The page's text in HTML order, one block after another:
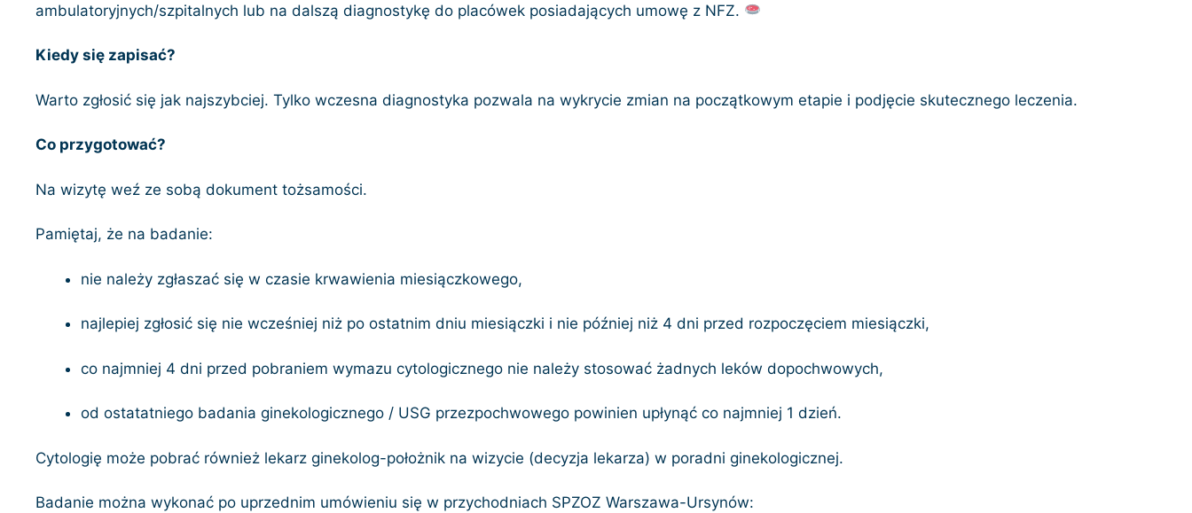
ambulatoryjnych/szpitalnych lub na dalszą diagnostykę do placówek posiadających umowę z NFZ.
Kiedy się zapisać?
Warto zgłosić się jak najszybciej. Tylko wczesna diagnostyka pozwala na wykrycie zmian na początkowym etapie i podjęcie skutecznego leczenia.
Co przygotować?
Na wizytę weź ze sobą dokument tożsamości.
Pamiętaj, że na badanie:
nie należy zgłaszać się w czasie krwawienia miesiączkowego,
najlepiej zgłosić się nie wcześniej niż po ostatnim dniu miesiączki i nie później niż 4 dni przed rozpoczęciem miesiączki,
co najmniej 4 dni przed pobraniem wymazu cytologicznego nie należy stosować żadnych leków dopochwowych,
od ostatatniego badania ginekologicznego / USG przezpochwowego powinien upłynąć co najmniej 1 dzień.
Cytologię może pobrać również lekarz ginekolog-położnik na wizycie (decyzja lekarza) w poradni ginekologicznej.
Badanie można wykonać po uprzednim umówieniu się w przychodniach SPZOZ Warszawa-Ursynów: